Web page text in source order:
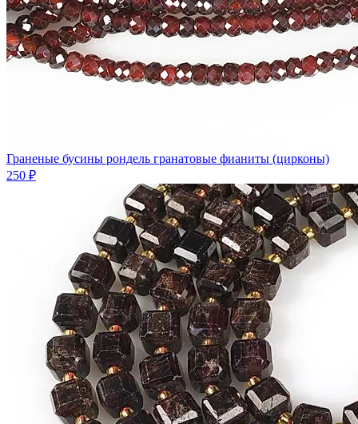
Граненые бусины рондель гранатовые фианиты (цирконы)
250 ₽